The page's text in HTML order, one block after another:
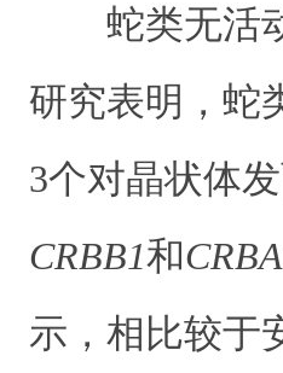
蛇类无活
研究表明，蛇
3个对晶状体
CRBB1和
示，相比较于